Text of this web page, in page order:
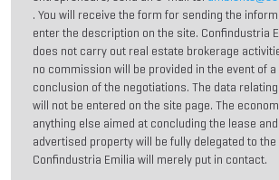
. You will receive the form for sending the
enter the description on the site. Confindustria
does not carry out real estate brokerage
no commission will be provided in the event of
conclusion of the negotiations. The data
will not be entered on the site page. The
anything else aimed at concluding the lease
advertised property will be fully delegated to
Confindustria Emilia will merely put in contact.